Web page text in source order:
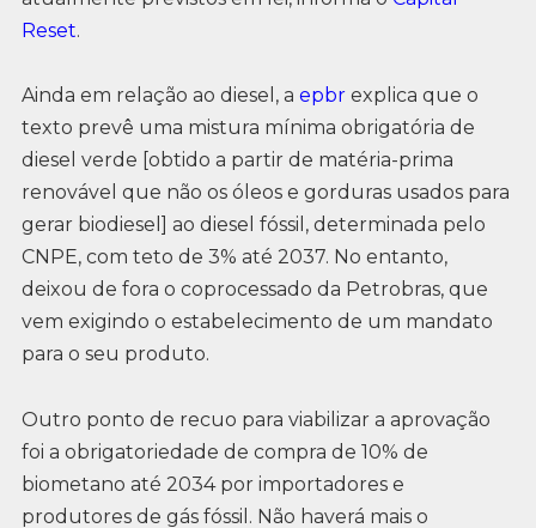
Reset.
Ainda em relação ao diesel, a epbrexplica que o
texto prevê uma mistura mínima obrigatória de
diesel verde [obtido a partir de matéria-prima
renovável que não os óleos e gorduras usados para
gerar biodiesel] ao diesel fóssil, determinada pelo
CNPE, com teto de 3% até 2037. No entanto,
deixou de fora o coprocessado da Petrobras, que
vem exigindo o estabelecimento de um mandato
para o seu produto.
Outro ponto de recuo para viabilizar a aprovação
foi a obrigatoriedade de compra de 10% de
biometano até 2034 por importadores e
produtores de gás fóssil. Não haverá mais o